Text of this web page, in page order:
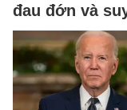
đau đớn và